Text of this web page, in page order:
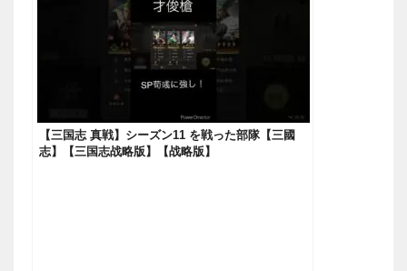
【三国志 真戦】シーズン11 を戦った部隊【三國
志】【三国志战略版】【战略版】